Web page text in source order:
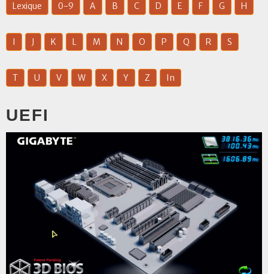
Lexique 0-9 A B C D E F G H
I J K L M N O P Q R S
T U V W X Y Z In
UEFI